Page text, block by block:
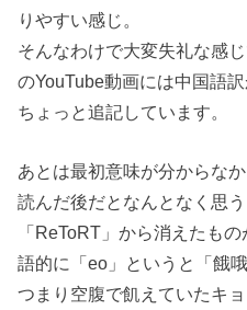
りやすい感じ。
そんなわけで大変失礼な感
のYouTube動画には中国語
ちょっと追記しています。
あとは最初意味が分からな
読んだ後だとなんとなく思
「ReToRT」から消えたも
語的に「eo」というと「餓
つまり空腹で飢えていたキ